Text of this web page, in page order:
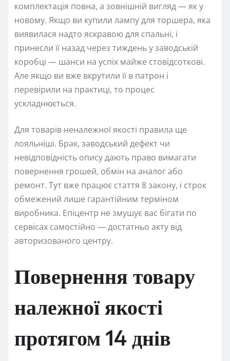
комплектація повна, а зовнішній вигляд — як у
новому. Якщо ви купили лампу для торшера, яка
виявилася надто яскравою для спальні, і
принесли її назад через тиждень у заводській
коробці — шанси на успіх майже стовідсоткові.
Але якщо ви вже вкрутили її в патрон і
перевірили на практиці, то процес
ускладнюється.
Для товарів неналежної якості правила ще
лояльніші. Брак, заводський дефект чи
невідповідність опису дають право вимагати
повернення грошей, обмін на аналог або
ремонт. Тут вже працює стаття 8 закону, і строк
обмежений лише гарантійним терміном
виробника. Епіцентр не змушує вас бігати по
сервісах самостійно — достатньо акту від
авторизованого центру.
Повернення товару
належної якості
протягом 14 днів